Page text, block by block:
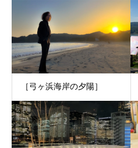
［弓ヶ浜海岸の夕陽］